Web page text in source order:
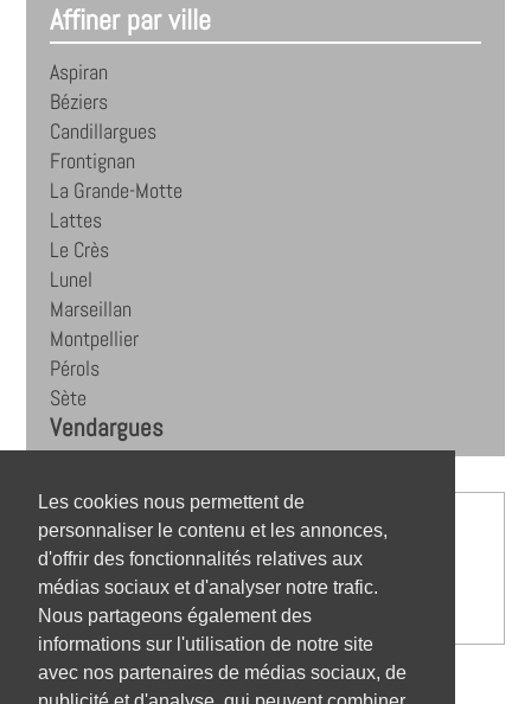
Les cookies nous permettent de
personnaliser le contenu et les annonces,
d'offrir des fonctionnalités relatives aux
médias sociaux et d'analyser notre trafic.
Nous partageons également des
informations sur l'utilisation de notre site
avec nos partenaires de médias sociaux, de
Affiner par ville
Aspiran
Béziers
Candillargues
Frontignan
La Grande-Motte
Lattes
Le Crès
Lunel
Marseillan
Montpellier
Pérols
Sète
Vendargues